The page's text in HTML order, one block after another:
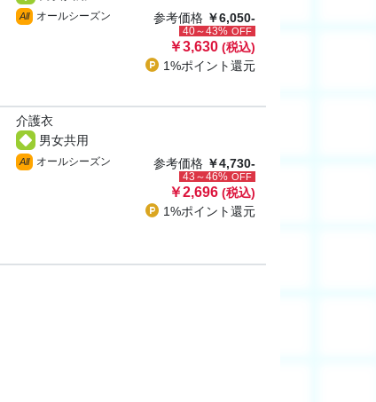
All オールシーズン 参考価格 ￥6,050-
40～43% OFF
￥3,630 (税込)
1%ポイント還元
介護衣
男女共用
All オールシーズン 参考価格 ￥4,730-
43～46% OFF
￥2,696 (税込)
1%ポイント還元